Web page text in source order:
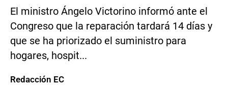
El ministro Ángelo Victorino informó ante el
Congreso que la reparación tardará 14 días y
que se ha priorizado el suministro para
hogares, hospit...
Redacción EC